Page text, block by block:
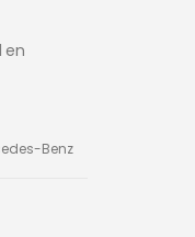
en
Benz